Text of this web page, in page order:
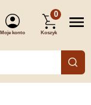
Moje konto
0
Koszyk